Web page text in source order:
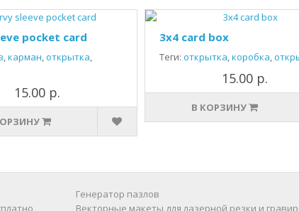
pocket card
,карман,открытка,
15.00 р.
3x4 card box
Теги: открытка,коробка,
15.00 р.
В КОРЗИНУ
Генератор пазлов
Векторные макеты для лазерной резки и